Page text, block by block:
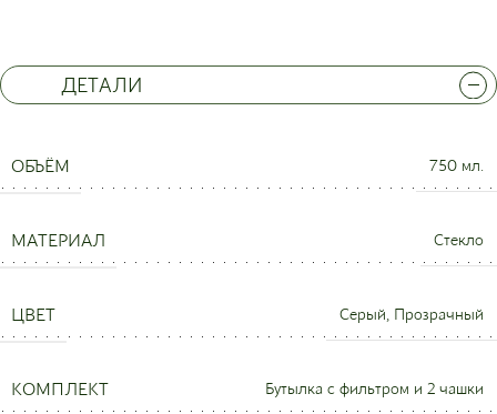
ДЕТАЛИ
ОБЪЁМ 750 мл.
МАТЕРИАЛ Стекло
ЦВЕТ Серый, Прозрачный
КОМПЛЕКТ Бутылка с фильтром и 2 чашки